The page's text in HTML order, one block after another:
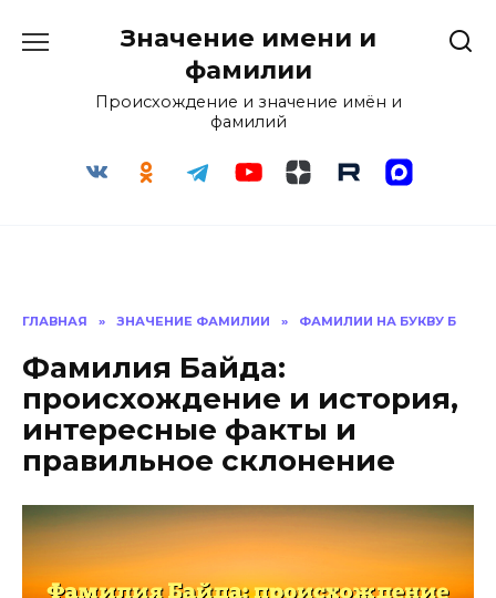
Значение имени и
фамилии
Происхождение и значение имён и
фамилий
ГЛАВНАЯ » ЗНАЧЕНИЕ ФАМИЛИИ » ФАМИЛИИ НА БУКВУ Б
Фамилия Байда:
происхождение и история,
интересные факты и
правильное склонение